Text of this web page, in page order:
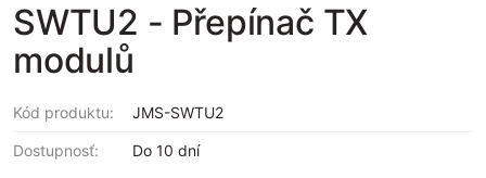
SWTU2 - Přepínač TX
modulů
Kód produktu: JMS-SWTU2
Dostupnosť: Do 10 dní